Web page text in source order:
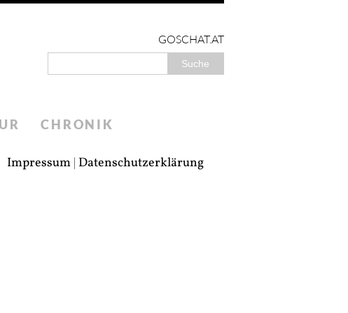
GOSCHAT.AT
CHRONIK
Impressum | Datenschutzerklärung